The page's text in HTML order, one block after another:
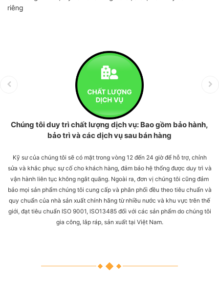
riêng
Chúng tôi duy trì chất lượng dịch vụ: Bao gồm bảo hành,
bảo trì và các dịch vụ sau bán hàng
Kỹ sư của chúng tôi sẽ có mặt trong vòng 12 đến 24 giờ để hỗ trợ, chỉnh
sửa và khắc phục sự cố cho khách hàng, đảm bảo hệ thống được duy trì và
vận hành liên tục không ngắt quãng. Ngoài ra, đơn vị chúng tôi cũng đảm
bảo mọi sản phẩm chúng tôi cung cấp và phân phối đều theo tiêu chuẩn và
quy chuẩn của nhà sản xuất chính hãng từ nhiều nước và khu vực trên thế
giới, đạt tiêu chuẩn ISO 9001, ISO13485 đối với các sản phẩm do chúng tôi
gia công, lắp ráp, sản xuất tại Việt Nam.